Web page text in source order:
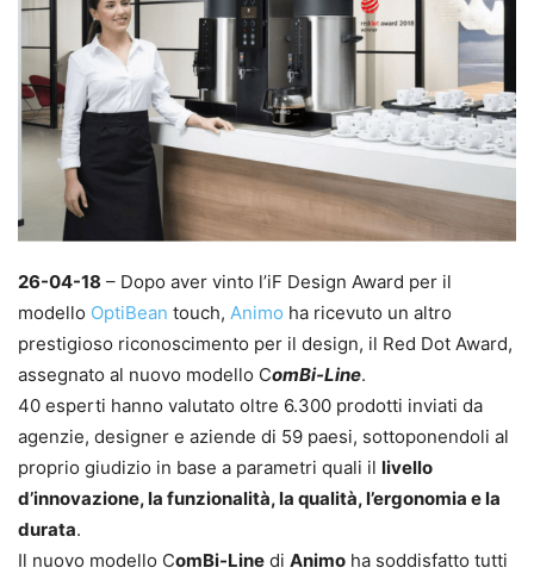
26-04-18 – Dopo aver vinto l’iF Design Award per il
modello OptiBean touch, Animo ha ricevuto un altro
prestigioso riconoscimento per il design, il Red Dot Award,
assegnato al nuovo modello ComBi-Line.
40 esperti hanno valutato oltre 6.300 prodotti inviati da
agenzie, designer e aziende di 59 paesi, sottoponendoli al
proprio giudizio in base a parametri quali il livello
d’innovazione, la funzionalità, la qualità, l’ergonomia e la
durata.
Il nuovo modello ComBi-Line di Animo ha soddisfatto tutti